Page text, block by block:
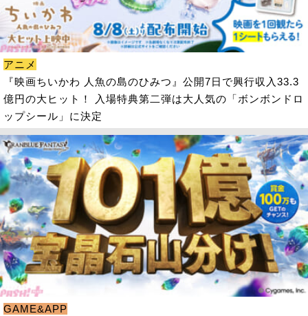
アニメ
『映画ちいかわ 人魚の島のひみつ』公開7日で興行収入33.3
億円の大ヒット！ 入場特典第二弾は大人気の「ボンボンドロ
ップシール」に決定
GAME&APP